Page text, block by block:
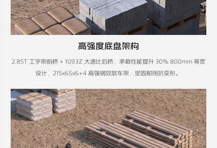
高强度底盘架构
2.85T 工字梁前桥 + 1093Z 大速比后桥，承载性能提升 30%​ 800mm 等宽
设计，215x65x6+4 高强钢双层车架，坚固耐用抗变形​。